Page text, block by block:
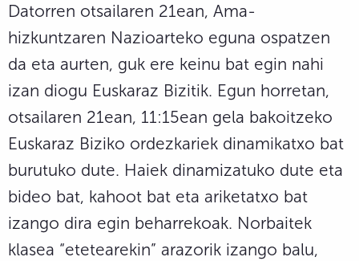
Datorren otsailaren 21ean, Ama-
hizkuntzaren Nazioarteko eguna ospatzen
da eta aurten, guk ere keinu bat egin nahi
izan diogu Euskaraz Bizitik. Egun horretan,
otsailaren 21ean, 11:15ean gela bakoitzeko
Euskaraz Biziko ordezkariek dinamikatxo bat
burutuko dute. Haiek dinamizatuko dute eta
bideo bat, kahoot bat eta ariketatxo bat
izango dira egin beharrekoak. Norbaitek
klasea “etetearekin” arazorik izango balu,